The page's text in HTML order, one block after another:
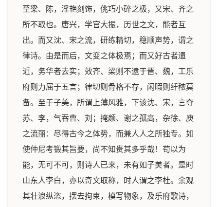
至梁、陈，淫艳刻饰，佻巧小碎之极，又宋、齐之
所不取也。唐兴，学官大振，历世之文，能者互
出。而又沈、宋之流，研练精切，稳顺声势，谓之
律诗。由是而后，文变之体极焉；而又好古者遗
近，务华者去实；效齐、梁则不逮于晋、魏，工乐
府则力屈于五言；律切则骨格不存，闲暇则纤秾莫
备。至于子美，所谓上薄风雅，下该沈、宋，言夺
苏、李，气吞曹、刘；掩颜、谢之孤高，杂徐、庾
之流丽：尽得古今之体势，而兼人人之所独专。如
使仲尼考锻其旨要，尚不知贵其多乎哉！苟以为
能，无可不可，则诗人已来，未有如子美者。是时
山东人李白，亦以奇文取称，时人谓之李杜。余观
其壮浪纵恣，摆去拘束，模写物象，及乐府歌诗，